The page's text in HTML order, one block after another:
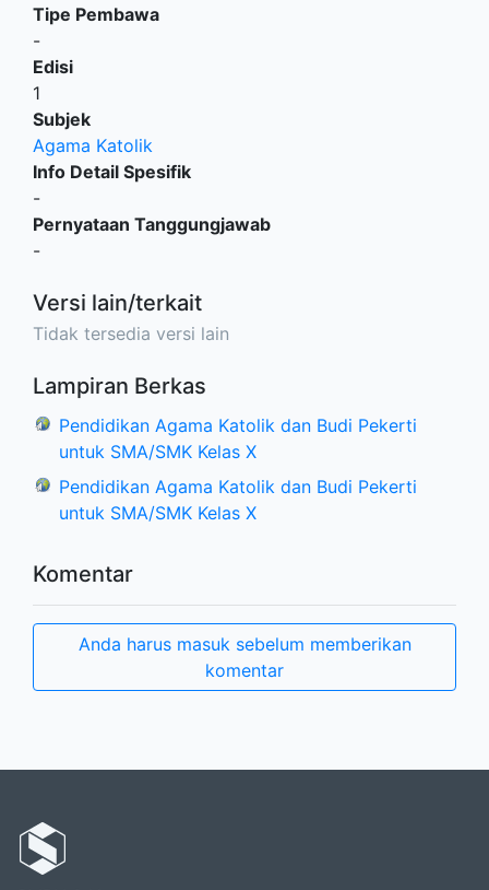
Tipe Pembawa
-
Edisi
1
Subjek
Agama Katolik
Info Detail Spesifik
-
Pernyataan Tanggungjawab
-
Versi lain/terkait
Tidak tersedia versi lain
Lampiran Berkas
Pendidikan Agama Katolik dan Budi Pekerti
untuk SMA/SMK Kelas X
Pendidikan Agama Katolik dan Budi Pekerti
untuk SMA/SMK Kelas X
Komentar
Anda harus masuk sebelum memberikan
komentar